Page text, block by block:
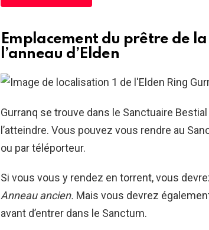
Emplacement du prêtre de
l’anneau d’Elden
Gurranq se trouve dans le Sanctuaire
l’atteindre. Vous pouvez vous rendre au
ou par téléporteur.
Si vous vous y rendez en torrent, vous
Anneau ancien. Mais vous devrez
avant d’entrer dans le Sanctum.